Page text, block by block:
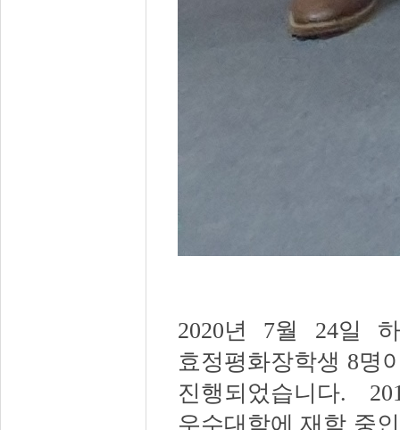
2020년 7월 24일
효정평화장학생 8명
진행되었습니다.
우수대학에 재학 중